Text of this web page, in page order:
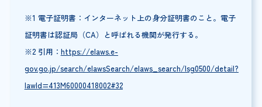
※1 電子証明書：インターネット上の身分証明書のこと。電子
証明書は認証局（CA）と呼ばれる機関が発行する。
※2 引用： https://elaws.e-
gov.go.jp/search/elawsSearch/elaws_search/lsg0500/detail?
lawId=413M60000418002#32